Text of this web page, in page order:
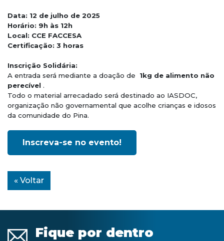
Data: 12 de julho de 2025
Horário: 9h às 12h
Local: CCE FACCESA
Certificação: 3 horas
Inscrição Solidária:
A entrada será mediante a doação de 1kg de alimento não
perecível .
Todo o material arrecadado será destinado ao IASDOC,
organização não governamental que acolhe crianças e idosos
da comunidade do Pina.
Inscreva-se no evento!
« Voltar
Fique por dentro